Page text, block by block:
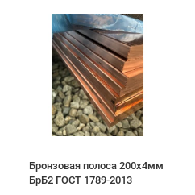
Бронзовая полоса 200х4мм
БрБ2 ГОСТ 1789-2013